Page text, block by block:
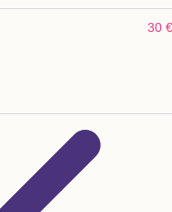
30 €